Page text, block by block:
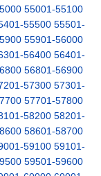
55001-55100
55500 55501-
55901-56000
56400 56401-
56801-56900
57300 57301-
57701-57800
58200 58201-
58601-58700
59100 59101-
59501-59600